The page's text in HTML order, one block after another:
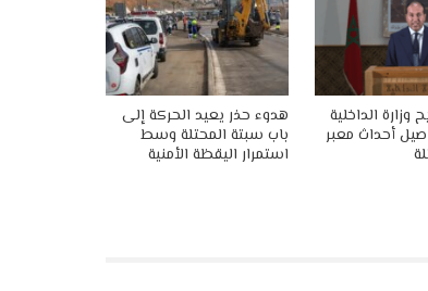
وزارة الداخلية
أحداث معبر
هدوء حذر يعيد الحركة إلى
باب سبتة المحتلة وسط
استمرار اليقظة الأمنية